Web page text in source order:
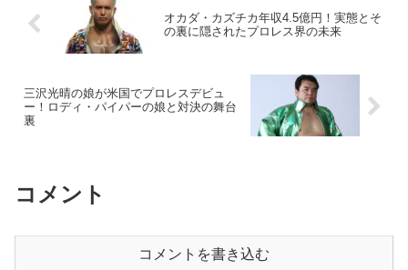
オカダ・カズチカ年収4.5億円！実態とそ
の裏に隠されたプロレス界の未来
三沢光晴の娘が米国でプロレスデビュ
ー！ロディ・パイパーの娘と対決の舞台
裏
コメント
コメントを書き込む